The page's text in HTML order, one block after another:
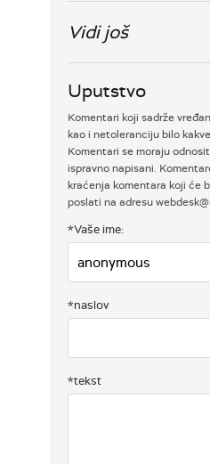
Vidi još
Uputstvo
Komentari koji sadrže
kao i netoleranciju bilo
Komentari se moraju
ispravno napisani.
kraćenja komentara koji će
poslati na adresu
*Vaše ime:
*naslov
*tekst